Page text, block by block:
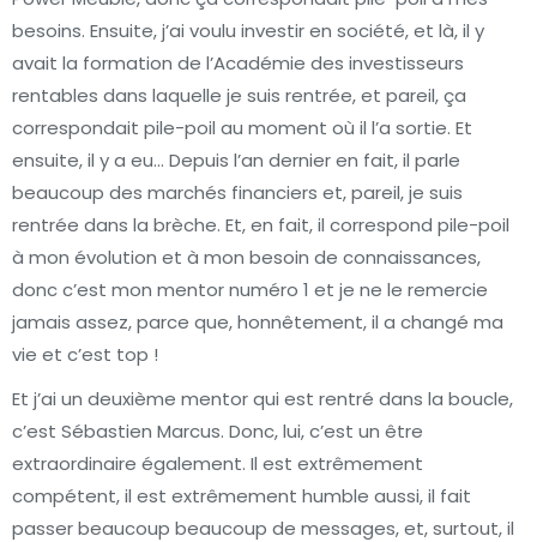
besoins. Ensuite, j’ai voulu investir en société, et là, il y
avait la formation de l’Académie des investisseurs
rentables dans laquelle je suis rentrée, et pareil, ça
correspondait pile-poil au moment où il l’a sortie. Et
ensuite, il y a eu… Depuis l’an dernier en fait, il parle
beaucoup des marchés financiers et, pareil, je suis
rentrée dans la brèche. Et, en fait, il correspond pile-poil
à mon évolution et à mon besoin de connaissances,
donc c’est mon mentor numéro 1 et je ne le remercie
jamais assez, parce que, honnêtement, il a changé ma
vie et c’est top !
Et j’ai un deuxième mentor qui est rentré dans la boucle,
c’est Sébastien Marcus. Donc, lui, c’est un être
extraordinaire également. Il est extrêmement
compétent, il est extrêmement humble aussi, il fait
passer beaucoup beaucoup de messages, et, surtout, il